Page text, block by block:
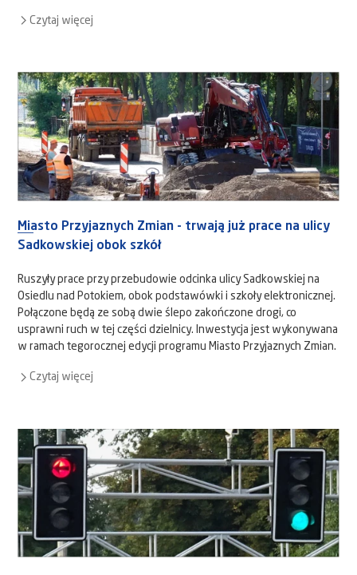
Czytaj więcej
Miasto Przyjaznych Zmian - trwają już prace na ulicy
Sadkowskiej obok szkół
Ruszyły prace przy przebudowie odcinka ulicy Sadkowskiej na
Osiedlu nad Potokiem, obok podstawówki i szkoły elektronicznej.
Połączone będą ze sobą dwie ślepo zakończone drogi, co
usprawni ruch w tej części dzielnicy. Inwestycja jest wykonywana
w ramach tegorocznej edycji programu Miasto Przyjaznych Zmian.
Czytaj więcej